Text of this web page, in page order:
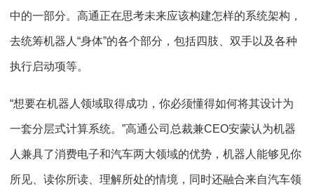
中的一部分。高通正在思考未来应该构建怎样的系统架构，
去统筹机器人“身体”的各个部分，包括四肢、双手以及各种
执行启动项等。
“想要在机器人领域取得成功，你必须懂得如何将其设计为
一套分层式计算系统。”高通公司总裁兼CEO安蒙认为机器
人兼具了消费电子和汽车两大领域的优势，机器人能够见你
所见、读你所读、理解所处的情境，同时还融合来自汽车领